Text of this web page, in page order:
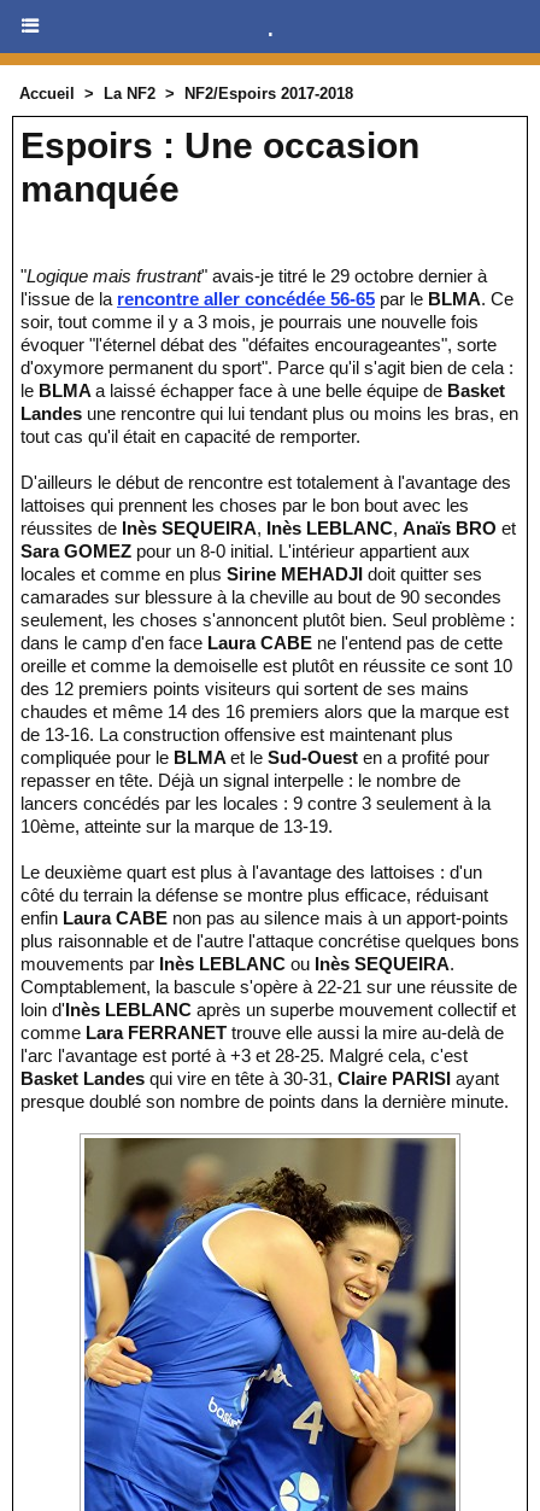
.
Accueil > La NF2 > NF2/Espoirs 2017-2018
Espoirs : Une occasion
manquée
" Logique mais frustrant" avais-je titré le 29 octobre dernier à
l'issue de la rencontre aller concédée 56-65 par le BLMA. Ce
soir, tout comme il y a 3 mois, je pourrais une nouvelle fois
évoquer "l'éternel débat des "défaites encourageantes", sorte
d'oxymore permanent du sport". Parce qu'il s'agit bien de cela :
le BLMA a laissé échapper face à une belle équipe de Basket
Landes une rencontre qui lui tendant plus ou moins les bras, en
tout cas qu'il était en capacité de remporter.
D'ailleurs le début de rencontre est totalement à l'avantage des
lattoises qui prennent les choses par le bon bout avec les
réussites de Inès SEQUEIRA, Inès LEBLANC, Anaïs BRO et
Sara GOMEZ pour un 8-0 initial. L'intérieur appartient aux
locales et comme en plus Sirine MEHADJI doit quitter ses
camarades sur blessure à la cheville au bout de 90 secondes
seulement, les choses s'annoncent plutôt bien. Seul problème :
dans le camp d'en face Laura CABE ne l'entend pas de cette
oreille et comme la demoiselle est plutôt en réussite ce sont 10
des 12 premiers points visiteurs qui sortent de ses mains
chaudes et même 14 des 16 premiers alors que la marque est
de 13-16. La construction offensive est maintenant plus
compliquée pour le BLMA et le Sud-Ouest en a profité pour
repasser en tête. Déjà un signal interpelle : le nombre de
lancers concédés par les locales : 9 contre 3 seulement à la
10ème, atteinte sur la marque de 13-19.
Le deuxième quart est plus à l'avantage des lattoises : d'un
côté du terrain la défense se montre plus efficace, réduisant
enfin Laura CABE non pas au silence mais à un apport-points
plus raisonnable et de l'autre l'attaque concrétise quelques bons
mouvements par Inès LEBLANC ou Inès SEQUEIRA.
Comptablement, la bascule s'opère à 22-21 sur une réussite de
loin d'Inès LEBLANC après un superbe mouvement collectif et
comme Lara FERRANET trouve elle aussi la mire au-delà de
l'arc l'avantage est porté à +3 et 28-25. Malgré cela, c'est
Basket Landes qui vire en tête à 30-31, Claire PARISI ayant
presque doublé son nombre de points dans la dernière minute.